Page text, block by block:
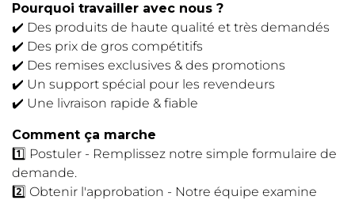
Pourquoi travailler avec nous ?
✔️ Des produits de haute qualité et très demandés
✔️ Des prix de gros compétitifs
✔️ Des remises exclusives & des promotions
✔️ Un support spécial pour les revendeurs
✔️ Une livraison rapide & fiable
Comment ça marche
1️⃣ Postuler - Remplissez notre simple formulaire de
demande.
2️⃣ Obtenir l'approbation - Notre équipe examine